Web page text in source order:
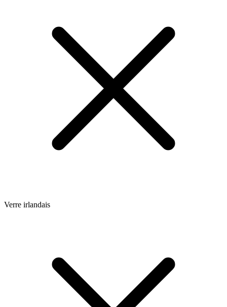
Verre irlandais